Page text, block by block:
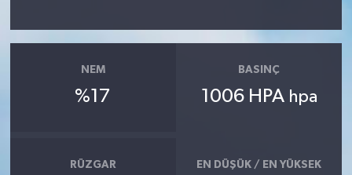
NEM
%17
BASINÇ
1006 HPA hpa
RÜZGAR EN DÜŞÜK / EN YÜKSEK